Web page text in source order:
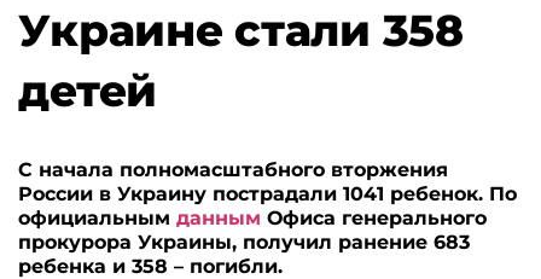
Украине стали 358
детей
С начала полномасштабного вторжения
России в Украину пострадали 1041 ребенок. По
официальнымданным Офиса генерального
прокурора Украины, получил ранение 683
ребенка и 358 – погибли.